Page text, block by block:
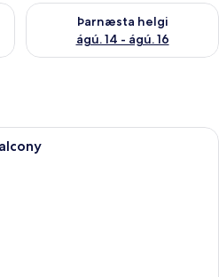
7 - ágú. 9
Þarnæsta helgi
ágú. 14 - ágú. 16
Athuga framboð þarnæstu